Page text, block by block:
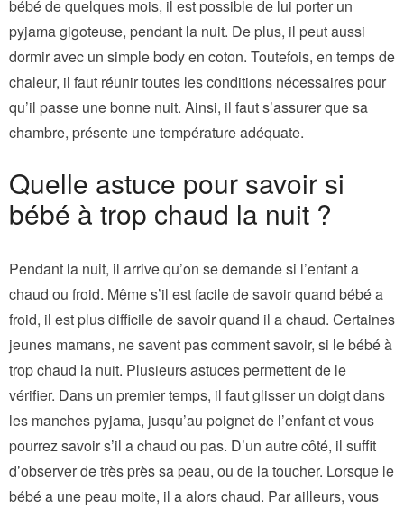
bébé de quelques mois, il est possible de lui porter un
pyjama gigoteuse, pendant la nuit. De plus, il peut aussi
dormir avec un simple body en coton. Toutefois, en temps de
chaleur, il faut réunir toutes les conditions nécessaires pour
qu’il passe une bonne nuit. Ainsi, il faut s’assurer que sa
chambre, présente une température adéquate.
Quelle astuce pour savoir si
bébé à trop chaud la nuit ?
Pendant la nuit, il arrive qu’on se demande si l’enfant a
chaud ou froid. Même s’il est facile de savoir quand bébé a
froid, il est plus difficile de savoir quand il a chaud. Certaines
jeunes mamans, ne savent pas comment savoir, si le bébé à
trop chaud la nuit. Plusieurs astuces permettent de le
vérifier. Dans un premier temps, il faut glisser un doigt dans
les manches pyjama, jusqu’au poignet de l’enfant et vous
pourrez savoir s’il a chaud ou pas. D’un autre côté, il suffit
d’observer de très près sa peau, ou de la toucher. Lorsque le
bébé a une peau moite, il a alors chaud. Par ailleurs, vous